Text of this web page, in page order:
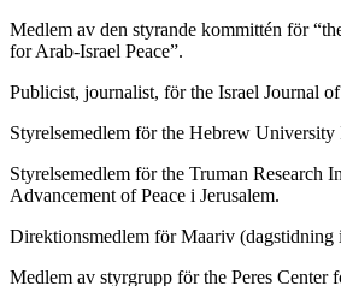
Medlem av den styrande kommittén för
for Arab-Israel Peace”.
Publicist, journalist, för the Israel Journal
Styrelsemedlem för the Hebrew University
Styrelsemedlem för the Truman Research
Advancement of Peace i Jerusalem.
Direktionsmedlem för Maariv (dagstidning
Medlem av styrgrupp för the Peres Center